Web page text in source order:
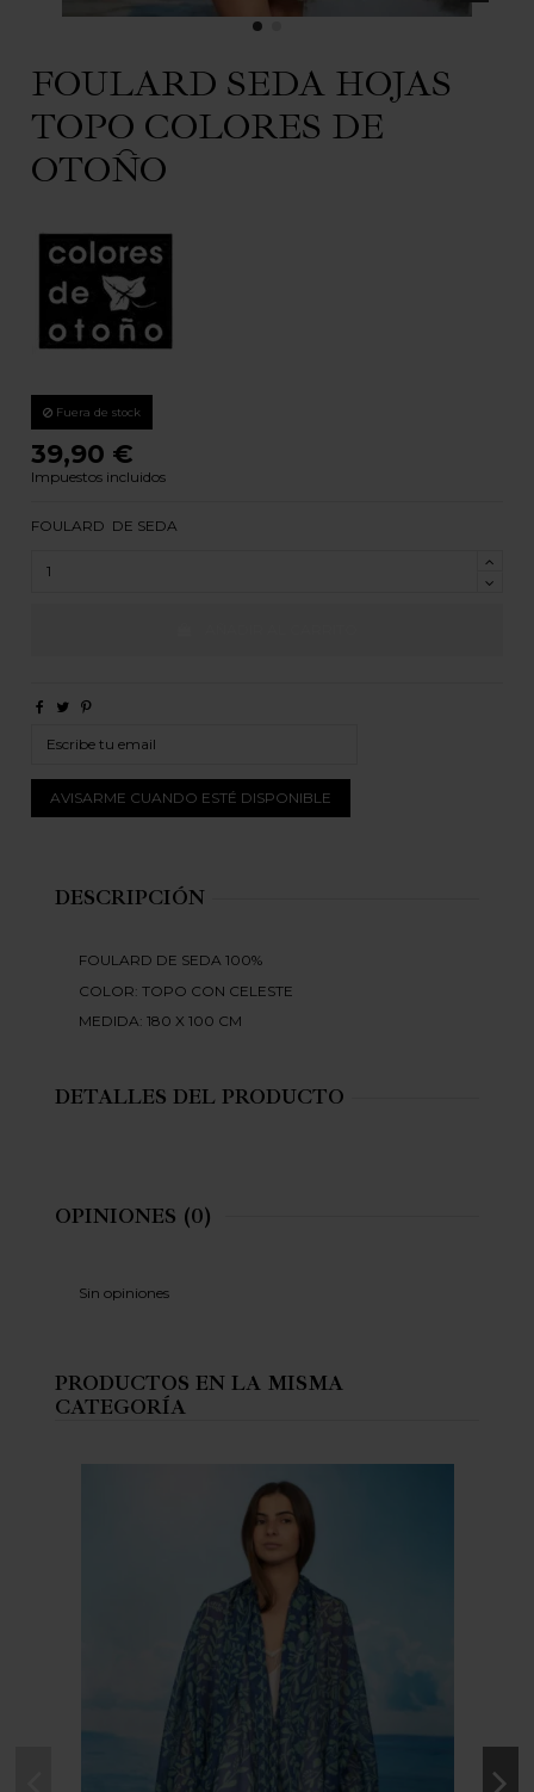
FOULARD SEDA HOJAS
TOPO COLORES DE
OTOÑO
Fuera de stock
39,90 €
Impuestos incluidos
FOULARD DE SEDA
DESCRIPCIÓN
FOULARD DE SEDA 100%
COLOR: TOPO CON CELESTE
MEDIDA: 180 X 100 CM
DETALLES DEL PRODUCTO
OPINIONES (0)
Sin opiniones
PRODUCTOS EN LA MISMA
CATEGORÍA